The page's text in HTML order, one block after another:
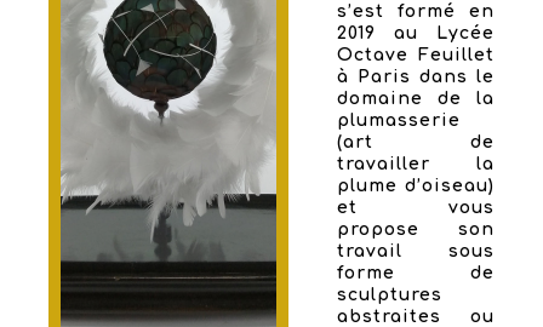
s’est formé en
2019 au Lycée
Octave Feuillet
à Paris dans le
domaine de la
plumasserie
(art de
travailler la
plume d’oiseau)
et vous
propose son
travail sous
forme de
sculptures
abstraites ou